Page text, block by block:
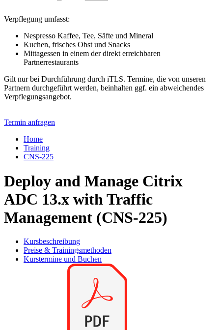
Verpflegung umfasst:
Nespresso Kaffee, Tee, Säfte und Mineral
Kuchen, frisches Obst und Snacks
Mittagessen in einem der direkt erreichbaren
Partnerrestaurants
Gilt nur bei Durchführung durch iTLS. Termine, die von unseren
Partnern durchgeführt werden, beinhalten ggf. ein abweichendes
Verpflegungsangebot.
Termin anfragen
Home
Training
CNS-225
Deploy and Manage Citrix
ADC 13.x with Traffic
Management (CNS-225)
Kursbeschreibung
Preise & Trainingsmethoden
Kurstermine und Buchen